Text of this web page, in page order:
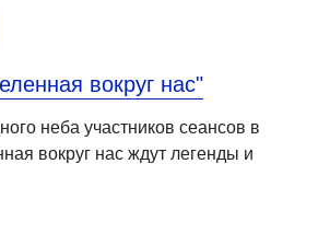
вокруг нас"
неба участников сеансов в
вокруг нас ждут легенды и